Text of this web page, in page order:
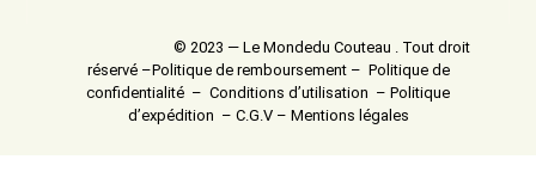
© 2023 — Le Mondedu Couteau . Tout droit
réservé –Politique de remboursement – Politique de
confidentialité – Conditions d’utilisation – Politique
d’expédition – C.G.V– Mentions légales